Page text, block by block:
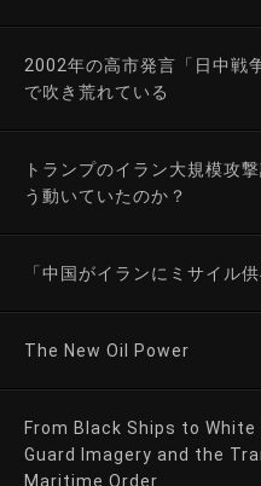
2002年の高市発言「日中戦
で吹き荒れている
トランプのイラン大規模攻
う動いていたのか？
「中国がイランにミサイル
The New Oil Power
From Black Ships to
Guard Imagery and the
Maritime Order